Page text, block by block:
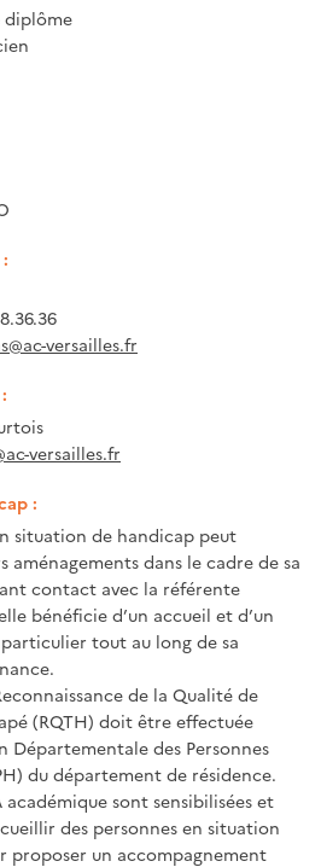
diplôme
versailles.fr
versailles.fr
:
situation de handicap peut
aménagements dans le cadre de sa
contact avec la référente
bénéficie d’un accueil et d’un
tout au long de sa
de la Qualité de
(RQTH) doit être effectuée
Départementale des Personnes
du département de résidence.
académique sont sensibilisées et
des personnes en situation
proposer un accompagnement